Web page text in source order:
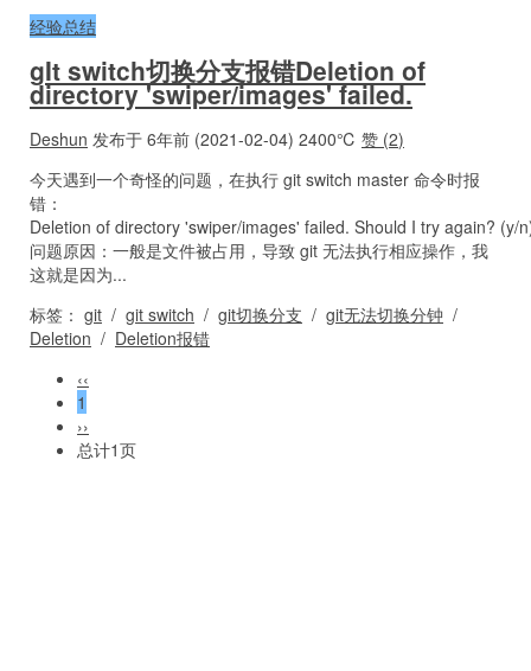
经验总结
gIt switch切换分支报错Deletion of
directory 'swiper/images' failed.
Deshun 发布于 6年前 (2021-02-04) 2400℃ 赞 (2)
今天遇到一个奇怪的问题，在执行 git switch master 命令时报
错：
Deletion of directory 'swiper/images' failed. Should I try again? (y/
问题原因：一般是文件被占用，导致 git 无法执行相应操作，我
这就是因为...
标签： git / git switch / git切换分支 / git无法切换分钟 /
Deletion / Deletion报错
‹‹
1
››
总计1页